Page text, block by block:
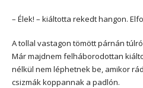
– Élek! – kiáltotta rekedt hangon.
A tollal vastagon tömött párnán
Már majdnem felháborodottan
nélkül nem léphetnek be, amikor
csizmák koppannak a padlón.